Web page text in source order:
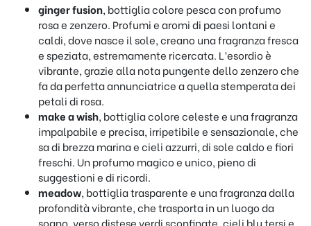
ginger fusion, bottiglia colore pesca con profumo
rosa e zenzero. Profumi e aromi di paesi lontani e
caldi, dove nasce il sole, creano una fragranza fresca
e speziata, estremamente ricercata. L’esordio è
vibrante, grazie alla nota pungente dello zenzero che
fa da perfetta annunciatrice a quella stemperata dei
petali di rosa.
make a wish, bottiglia colore celeste e una fragranza
impalpabile e precisa, irripetibile e sensazionale, che
sa di brezza marina e cieli azzurri, di sole caldo e fiori
freschi. Un profumo magico e unico, pieno di
suggestioni e di ricordi.
meadow, bottiglia trasparente e una fragranza dalla
profondità vibrante, che trasporta in un luogo da
sogno, verso distese verdi sconfinate, cieli blu tersi e